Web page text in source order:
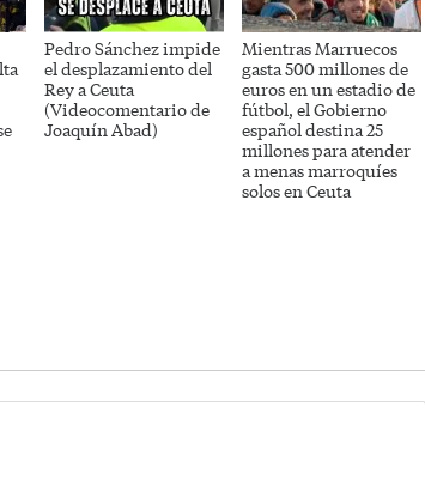
Pedro Sánchez impide
el desplazamiento del
Rey a Ceuta
(Videocomentario de
Joaquín Abad)
Mientras Marruecos
gasta 500 millones de
euros en un estadio de
fútbol, el Gobierno
español destina 25
millones para atender
a menas marroquíes
solos en Ceuta